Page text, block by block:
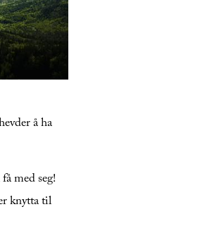
over
å ha
med seg!
knytta til